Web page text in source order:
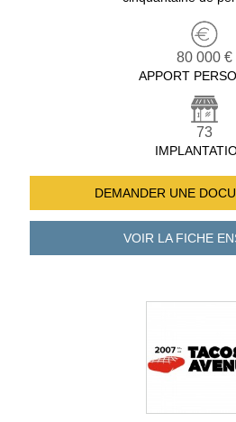
80 000 €
APPORT
73
DEMANDER UNE
VOIR LA FICHE